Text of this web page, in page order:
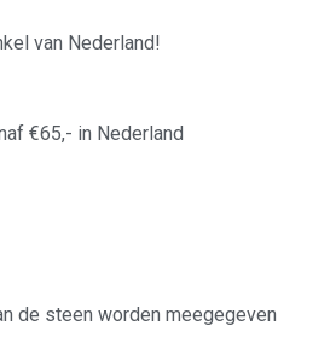
van Nederland!
€65,- in Nederland
de steen worden meegegeven